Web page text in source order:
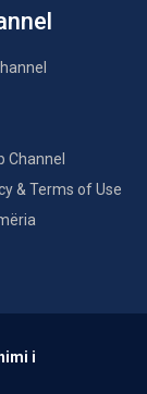
Channel
& Terms of Use
i